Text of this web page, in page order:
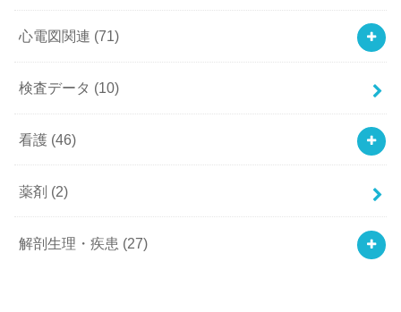
心電図関連 (71)
検査データ (10)
看護 (46)
薬剤 (2)
解剖生理・疾患 (27)